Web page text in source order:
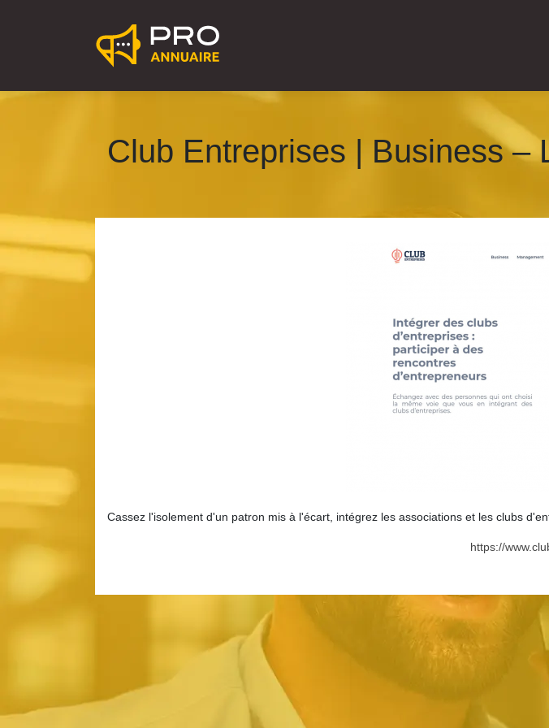
Club Entreprises | Business –
Cassez l'isolement d'un patron mis à l'écart, intégrez les associations et les clubs
https://